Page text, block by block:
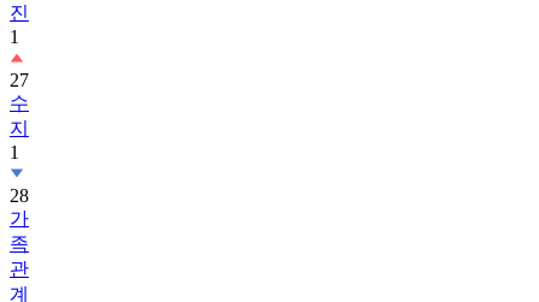
진
1
27
수
지
1
28
가
족
관
계